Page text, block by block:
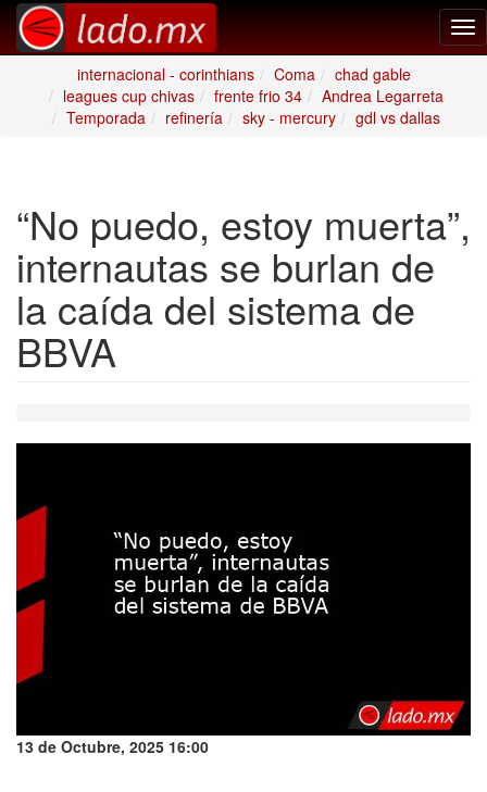
internacional - corinthians
Coma
chad gable
leagues cup chivas
frente frio 34
Andrea Legarreta
Temporada
refinería sky - mercury gdl vs dallas
“No puedo, estoy muerta”,
internautas se burlan de
la caída del sistema de
BBVA
13 de Octubre, 2025 16:00